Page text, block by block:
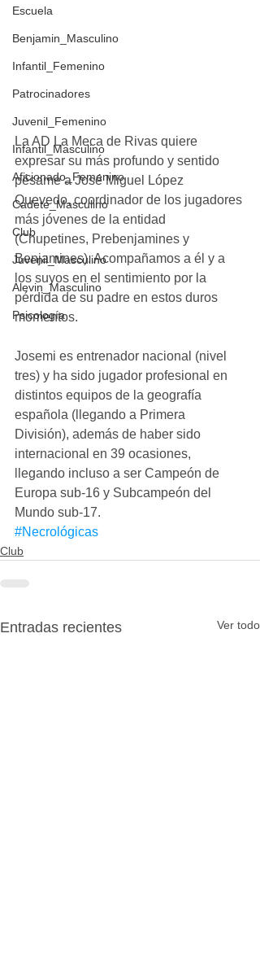
Escuela
Benjamin_Masculino
Infantil_Femenino
Patrocinadores
Juvenil_Femenino
Infantil_Masculino
Aficionado_Femenino
Cadete_Masculino
Club
Juvenil_Masculino
Alevin_Masculino
Psicología
La AD La Meca de Rivas quiere
expresar su más profundo y sentido
pésame a José Miguel López
Quevedo, coordinador de los jugadores
más jóvenes de la entidad
(Chupetines, Prebenjamines y
Benjamines). Acompañamos a él y a
los suyos en el sentimiento por la
pérdida de su padre en estos duros
momentos.
Josemi es entrenador nacional (nivel
tres) y ha sido jugador profesional en
distintos equipos de la geografía
española (llegando a Primera
División), además de haber sido
internacional en 39 ocasiones,
llegando incluso a ser Campeón de
Europa sub-16 y Subcampeón del
Mundo sub-17.
#Necrológicas
Club
Entradas recientes Ver todo